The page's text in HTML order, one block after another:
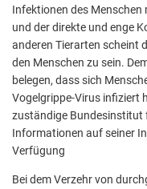
Infektionen des Menschen
und der direkte und enge
anderen Tierarten scheint
den Menschen zu sein.
belegen, dass sich
Vogelgrippe-Virus infiziert
zuständige Bundesinstitut
Informationen auf seiner
Verfügung
Bei dem Verzehr von